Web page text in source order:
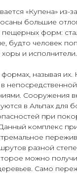
«Купена» из-
большие
форм:
будто человек
и
называя
Сооружения
в Альпах для
при
комплекс
разной
можно
Само